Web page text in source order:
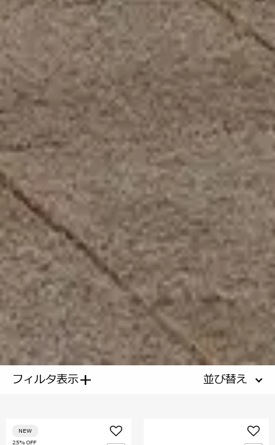
フィルタ表示+ 並び替え
25% OFF
NEW